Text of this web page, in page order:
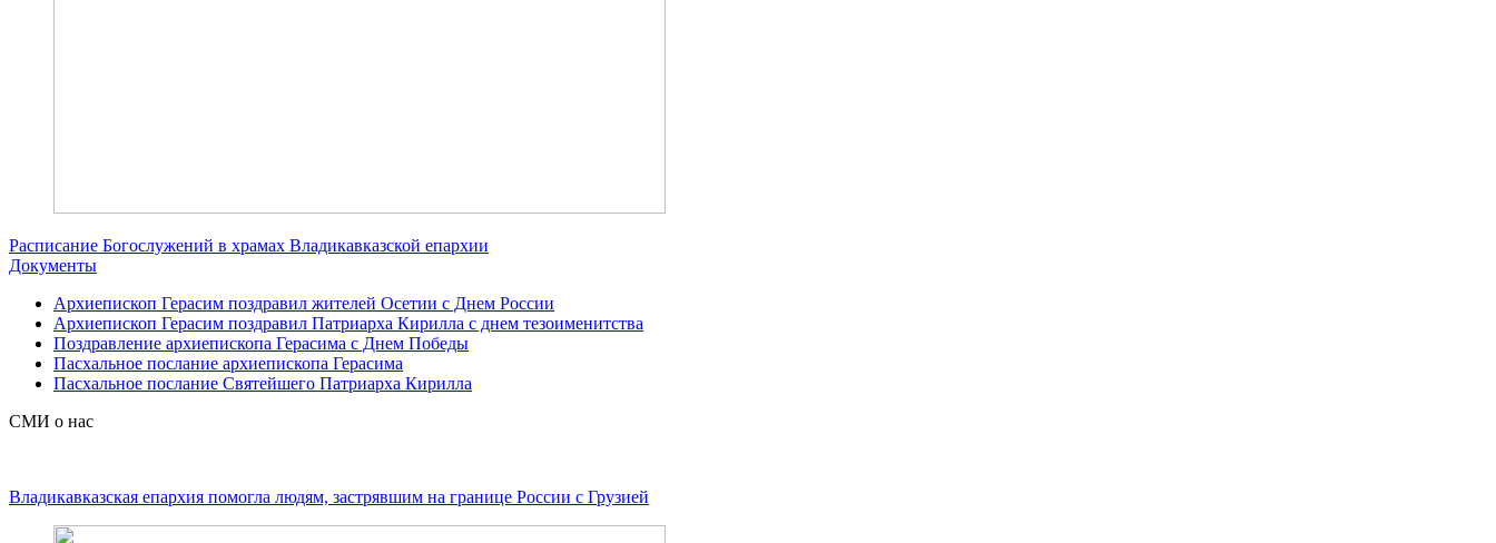
Расписание Богослужений в храмах Владикавказской епархии
Документы
Архиепископ Герасим поздравил жителей Осетии с Днем России
Архиепископ Герасим поздравил Патриарха Кирилла с днем тезоименитства
Поздравление архиепископа Герасима с Днем Победы
Пасхальное послание архиепископа Герасима
Пасхальное послание Святейшего Патриарха Кирилла
СМИ о нас
Владикавказская епархия помогла людям, застрявшим на границе России с Грузией